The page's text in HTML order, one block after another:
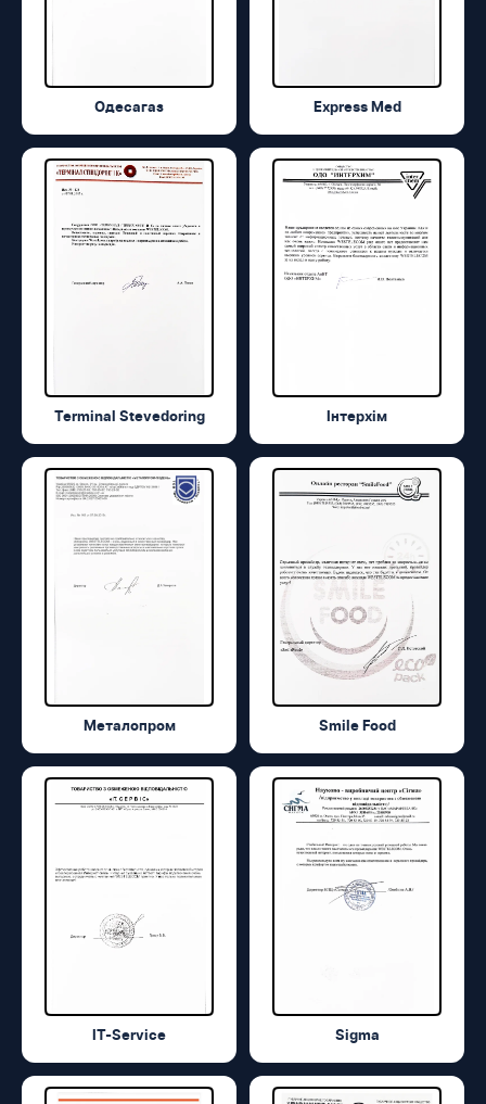
Одесагаз Express Med
Terminal Stevedoring Інтерхім
Металопром Smile Food
IT-Service Sigma